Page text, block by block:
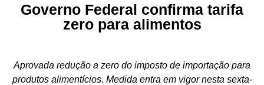
Governo Federal confirma tarifa
zero para alimentos
Aprovada redução a zero do imposto de importação para
produtos alimentícios. Medida entra em vigor nesta sexta-